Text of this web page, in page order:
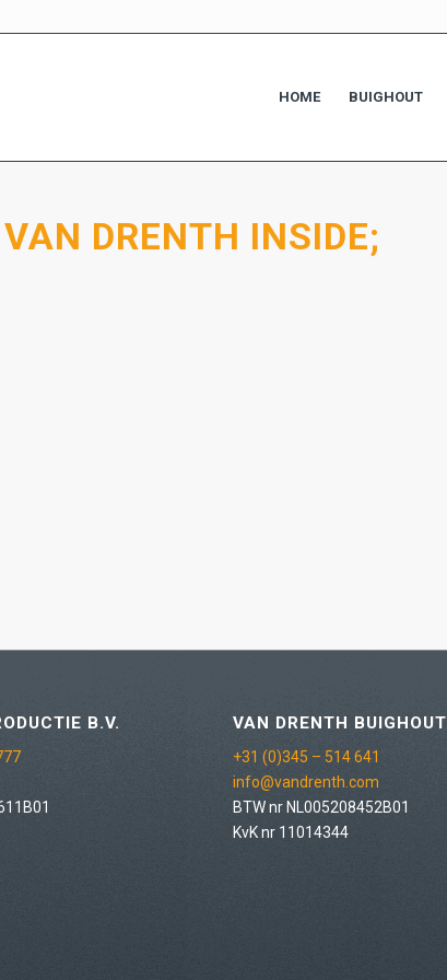
HOME BUIGHOUT
VAN DRENTH INSIDE;
B.V. VAN DRENTH BUIGHOUT
+31 (0)345 – 514 641
info@vandrenth.com
BTW nr NL005208452B01
KvK nr 11014344